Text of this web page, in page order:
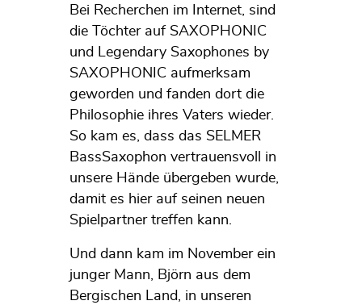
Bei Recherchen im Internet, sind
die Töchter auf SAXOPHONIC
und Legendary Saxophones by
SAXOPHONIC aufmerksam
geworden und fanden dort die
Philosophie ihres Vaters wieder.
So kam es, dass das SELMER
BassSaxophon vertrauensvoll in
unsere Hände übergeben wurde,
damit es hier auf seinen neuen
Spielpartner treffen kann.
Und dann kam im November ein
junger Mann, Björn aus dem
Bergischen Land, in unseren